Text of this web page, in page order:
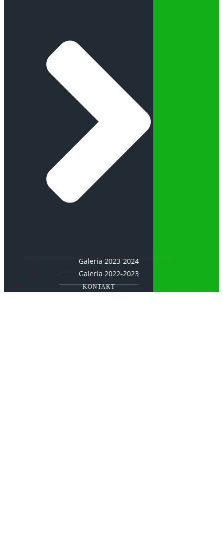
Galeria 2023-2024
Galeria 2022-2023
KONTAKT